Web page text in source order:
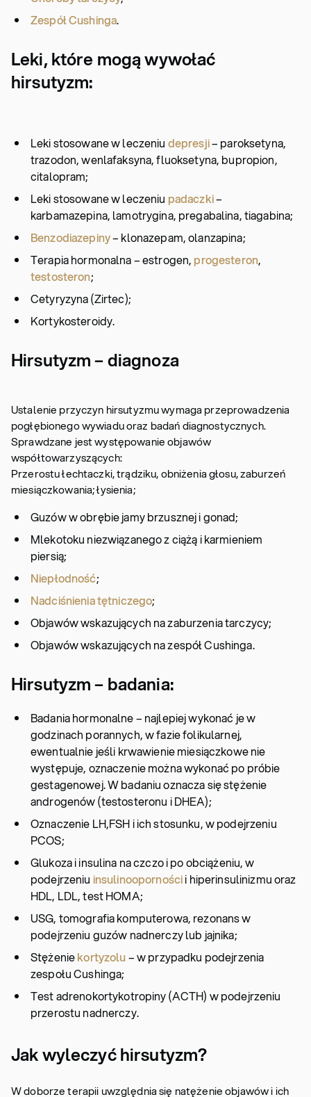
Zespół Cushinga.
Leki, które mogą wywołać
hirsutyzm:
Leki stosowane w leczeniu depresji– paroksetyna,
trazodon, wenlafaksyna, fluoksetyna, bupropion,
citalopram;
Leki stosowane w leczeniu padaczki–
karbamazepina, lamotrygina, pregabalina, tiagabina;
Benzodiazepiny– klonazepam, olanzapina;
Terapia hormonalna – estrogen, progesteron,
testosteron;
Cetyryzyna (Zirtec);
Kortykosteroidy.
Hirsutyzm – diagnoza
Ustalenie przyczyn hirsutyzmu wymaga przeprowadzenia
pogłębionego wywiadu oraz badań diagnostycznych.
Sprawdzane jest występowanie objawów
współtowarzyszących:
Przerostu łechtaczki, trądziku, obniżenia głosu, zaburzeń
miesiączkowania; łysienia;
Guzów w obrębie jamy brzusznej i gonad;
Mlekotoku niezwiązanego z ciążą i karmieniem
piersią;
Niepłodność;
Nadciśnienia tętniczego;
Objawów wskazujących na zaburzenia tarczycy;
Objawów wskazujących na zespół Cushinga.
Hirsutyzm – badania:
Badania hormonalne – najlepiej wykonać je w
godzinach porannych, w fazie folikularnej,
ewentualnie jeśli krwawienie miesiączkowe nie
występuje, oznaczenie można wykonać po próbie
gestagenowej. W badaniu oznacza się stężenie
androgenów (testosteronu i DHEA);
Oznaczenie LH,FSH i ich stosunku, w podejrzeniu
PCOS;
Glukoza i insulina na czczo i po obciążeniu, w
podejrzeniu insulinoopornościi hiperinsulinizmu oraz
HDL, LDL, test HOMA;
USG, tomografia komputerowa, rezonans w
podejrzeniu guzów nadnerczy lub jajnika;
Stężeniekortyzolu– w przypadku podejrzenia
zespołu Cushinga;
Test adrenokortykotropiny (ACTH) w podejrzeniu
przerostu nadnerczy.
Jak wyleczyć hirsutyzm?
W doborze terapii uwzględnia się natężenie objawów i ich